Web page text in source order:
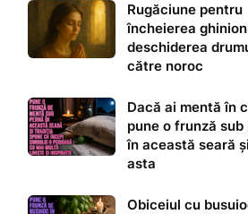
Rugăciune pentru
încheierea
deschiderea
către noroc
Dacă ai mentă în
pune o frunză sub
în această seară
asta
Obiceiul cu